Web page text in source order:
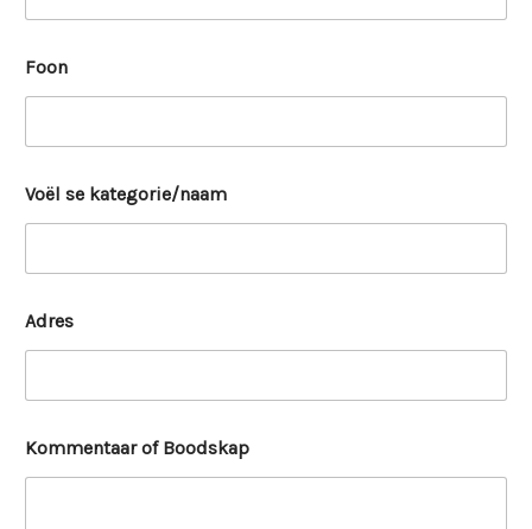
Foon
Voël se kategorie/naam
Adres
Kommentaar of Boodskap